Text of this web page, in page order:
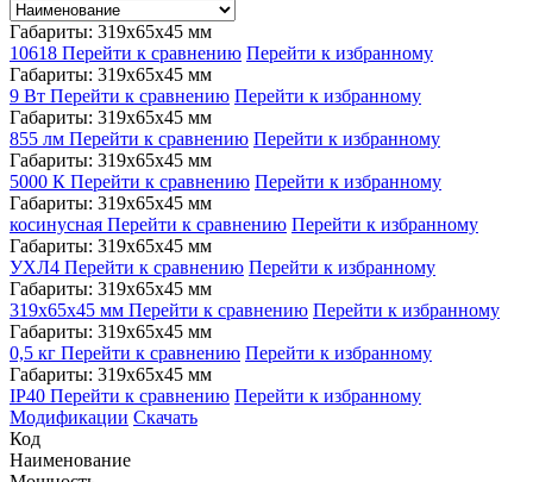
Габариты: 319x65x45 мм
10618 Перейти к сравнению Перейти к избранному
Габариты: 319x65x45 мм
9 Вт Перейти к сравнению Перейти к избранному
Габариты: 319x65x45 мм
855 лм Перейти к сравнению Перейти к избранному
Габариты: 319x65x45 мм
5000 К Перейти к сравнению Перейти к избранному
Габариты: 319x65x45 мм
косинусная Перейти к сравнению Перейти к избранному
Габариты: 319x65x45 мм
УХЛ4 Перейти к сравнению Перейти к избранному
Габариты: 319x65x45 мм
319x65x45 мм Перейти к сравнению Перейти к избранному
Габариты: 319x65x45 мм
0,5 кг Перейти к сравнению Перейти к избранному
Габариты: 319x65x45 мм
IP40 Перейти к сравнению Перейти к избранному
Модификации Скачать
Код
Наименование